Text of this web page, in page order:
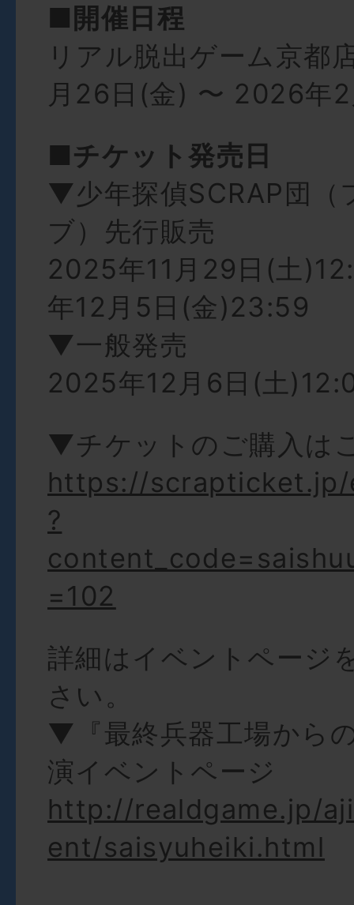
■開催日程
リアル脱出ゲーム京都
月26日(金) 〜 2026年
■チケット発売日
▼少年探偵SCRAP団（
ブ）先行販売
2025年11月29日(土
年12月5日(金)23:59
▼一般発売
2025年12月6日(土
▼チケットのご購入は
https://
?
=102
詳細はイベントページ
さい。
▼『最終兵器工場から
演イベントページ
http://realdgame.jp/
ent/saisyuheiki.html